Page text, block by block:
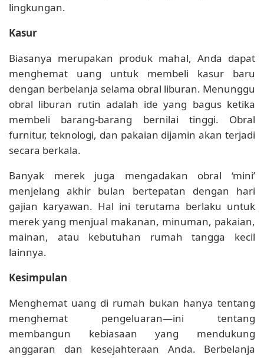
lingkungan.
Kasur
Biasanya merupakan produk mahal, Anda dapat
menghemat uang untuk membeli kasur baru
dengan berbelanja selama obral liburan. Menunggu
obral liburan rutin adalah ide yang bagus ketika
membeli barang-barang bernilai tinggi. Obral
furnitur, teknologi, dan pakaian dijamin akan terjadi
secara berkala.
Banyak merek juga mengadakan obral ‘mini’
menjelang akhir bulan bertepatan dengan hari
gajian karyawan. Hal ini terutama berlaku untuk
merek yang menjual makanan, minuman, pakaian,
mainan, atau kebutuhan rumah tangga kecil
lainnya.
Kesimpulan
Menghemat uang di rumah bukan hanya tentang
menghemat pengeluaran—ini tentang
membangun kebiasaan yang mendukung
anggaran dan kesejahteraan Anda. Berbelanja